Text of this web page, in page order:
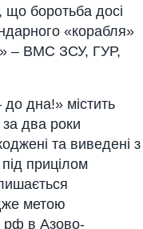
що боротьба досі
«корабля»
– ВМС ЗСУ, ГУР,
дна!» містить
два роки
та виведені з
прицілом
метою
рф в Азово-